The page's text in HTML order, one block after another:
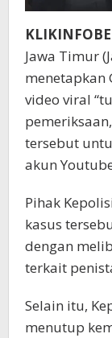
Jawa Timur
menetapkan
video viral
tersebut
akun
Pihak
kasus
dengan
terkait
Selain itu,
menutup